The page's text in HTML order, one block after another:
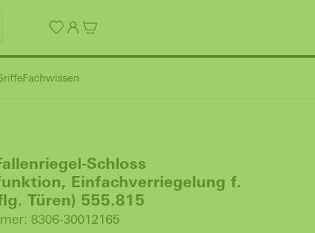
Fachwissen
Schloss
Einfachverriegelung f.
Türen) 555.815
8306-30012165